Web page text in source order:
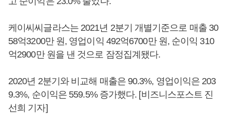
케이씨씨글라스는 2021년 2분기 개별기준으로 매출 30
58억3200만 원, 영업이익 492억6700만 원, 순이익 310
억2900만 원을 낸 것으로 잠정집계됐다.
2020년 2분기와 비교해 매출은 90.3%, 영업이익은 203
9.3%, 순이익은 559.5% 증가했다. [비즈니스포스트 진
선희 기자]